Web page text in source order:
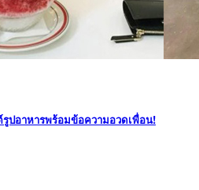
อาหารพร้อมข้อความอวดเพื่อน!